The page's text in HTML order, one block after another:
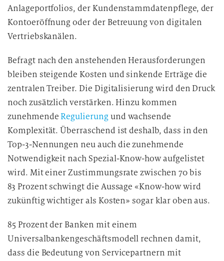
Anlageportfolios, der Kundenstammdatenpflege, der
Kontoeröffnung oder der Betreuung von digitalen
Vertriebskanälen.
Befragt nach den anstehenden Herausforderungen
bleiben steigende Kosten und sinkende Erträge die
zentralen Treiber. Die Digitalisierung wird den Druck
noch zusätzlich verstärken. Hinzu kommen
zunehmendeRegulierungund wachsende
Komplexität. Überraschend ist deshalb, dass in den
Top-3-Nennungen neu auch die zunehmende
Notwendigkeit nach Spezial-Know-how aufgelistet
wird. Mit einer Zustimmungsrate zwischen 70 bis
83 Prozent schwingt die Aussage «Know-how wird
zukünftig wichtiger als Kosten» sogar klar oben aus.
85 Prozent der Banken mit einem
Universalbankengeschäftsmodell rechnen damit,
dass die Bedeutung von Servicepartnern mit